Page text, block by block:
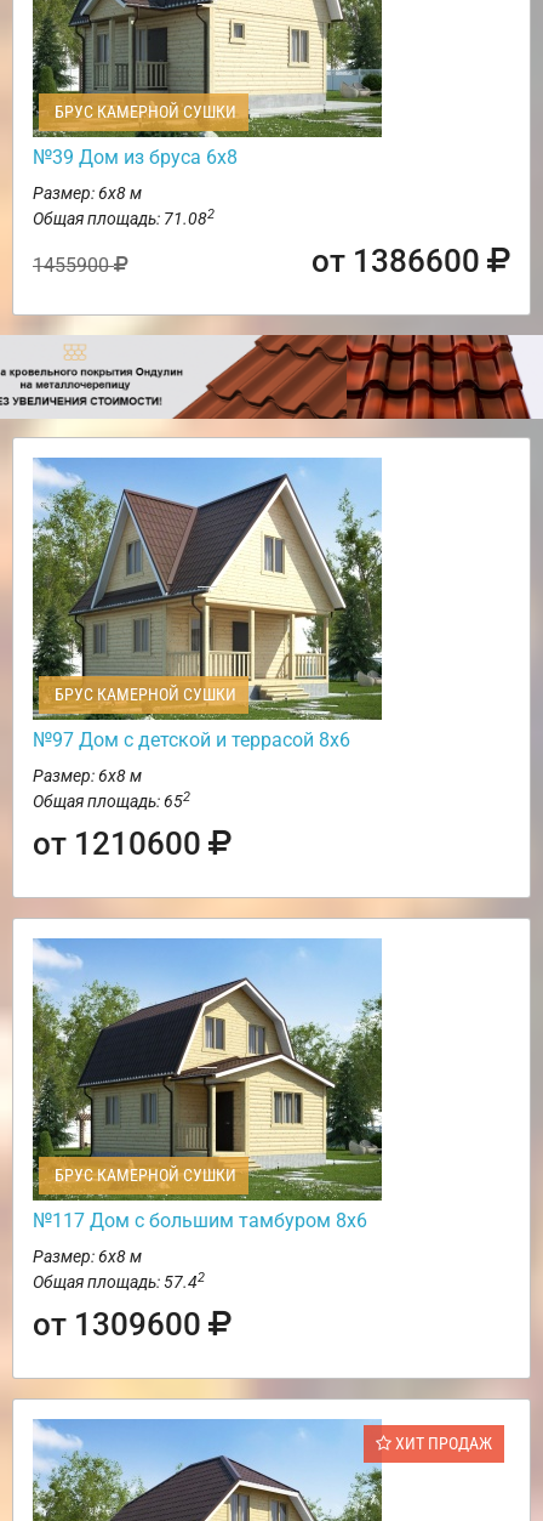
БРУС КАМЕРНОЙ СУШКИ
№39 Дом из бруса 6х8
Размер: 6х8 м
Общая площадь: 71.082
1455900 от 1386600
БРУС КАМЕРНОЙ СУШКИ
№97 Дом с детской и террасой 8х6
Размер: 6х8 м
Общая площадь: 652
от 1210600
БРУС КАМЕРНОЙ СУШКИ
№117 Дом с большим тамбуром 8х6
Размер: 6х8 м
Общая площадь: 57.42
от 1309600
ХИТ ПРОДАЖ